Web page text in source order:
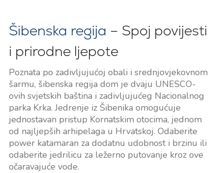
Šibenska regija – Spoj povijesti
i prirodne ljepote
Poznata po zadivljujućoj obali i srednjovjekovnom
šarmu, šibenska regija dom je dvaju UNESCO-
ovih svjetskih baština i zadivljujućeg Nacionalnog
parka Krka. Jedrenje iz Šibenika omogućuje
jednostavan pristup Kornatskim otocima, jednom
od najljepših arhipelaga u Hrvatskoj. Odaberite
power katamaran za dodatnu udobnost i brzinu ili
odaberite jedrilicu za ležerno putovanje kroz ove
očaravajuće vode.